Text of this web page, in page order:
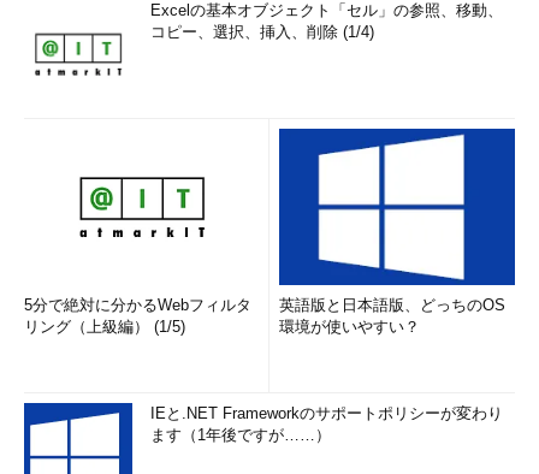
Excelの基本オブジェクト「セル」の参照、移動、
コピー、選択、挿入、削除 (1/4)
5分で絶対に分かるWebフィルタ
リング（上級編） (1/5)
英語版と日本語版、どっちのOS
環境が使いやすい？
IEと.NET Frameworkのサポートポリシーが変わり
ます（1年後ですが……）